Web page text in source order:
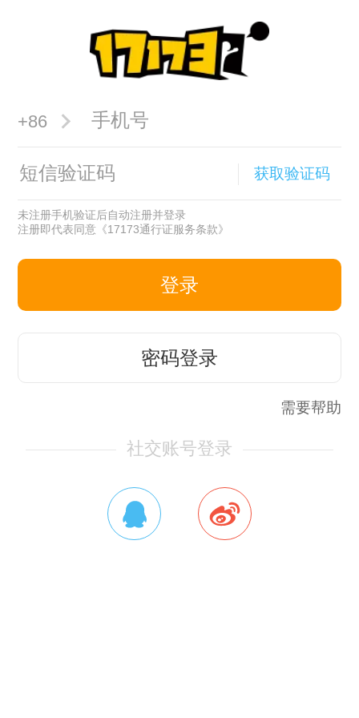
+86
获取验证码
未注册手机验证后自动注册并登录
注册即代表同意 《17173通行证服务条款》
登录
密码登录
需要帮助
社交账号登录